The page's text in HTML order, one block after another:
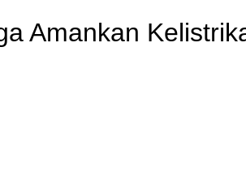
Amankan